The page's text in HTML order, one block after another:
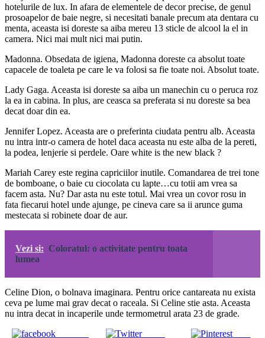
hotelurile de lux. In afara de elementele de decor precise, de genul
prosoapelor de baie negre, si necesitati banale precum ata dentara cu
menta, aceasta isi doreste sa aiba mereu 13 sticle de alcool la el in
camera. Nici mai mult nici mai putin.
Madonna. Obsedata de igiena, Madonna doreste ca absolut toate
capacele de toaleta pe care le va folosi sa fie toate noi. Absolut toate.
Lady Gaga. Aceasta isi doreste sa aiba un manechin cu o peruca roz
la ea in cabina. In plus, are ceasca sa preferata si nu doreste sa bea
decat doar din ea.
Jennifer Lopez. Aceasta are o preferinta ciudata pentru alb. Aceasta
nu intra intr-o camera de hotel daca aceasta nu este alba de la pereti,
la podea, lenjerie si perdele. Oare white is the new black ?
Mariah Carey este regina capriciilor inutile. Comandarea de trei tone
de bomboane, o baie cu ciocolata cu lapte…cu totii am vrea sa
facem asta. Nu? Dar asta nu este totul. Mai vrea un covor rosu in
fata fiecarui hotel unde ajunge, pe cineva care sa ii arunce guma
mestecata si robinete doar de aur.
Vezi si: Coloratul: o activitate pentru toata
lumea
Celine Dion, o bolnava imaginara. Pentru orice cantareata nu exista
ceva pe lume mai grav decat o raceala. Si Celine stie asta. Aceasta
nu intra decat in incaperile unde termometrul arata 23 de grade.
Tweet Save